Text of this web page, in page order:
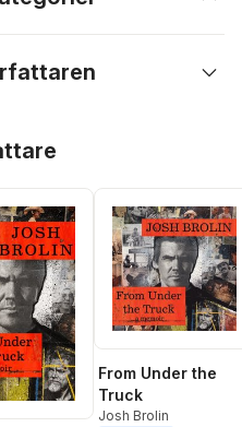
From Under the
Truck
Josh Brolin